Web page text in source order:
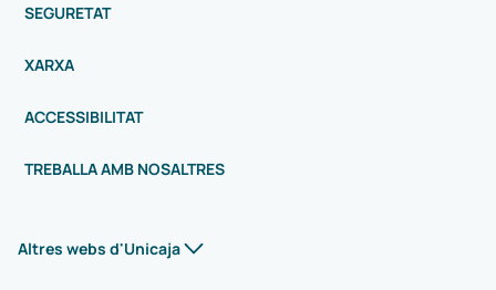
SEGURETAT
XARXA
ACCESSIBILITAT
TREBALLA AMB NOSALTRES
Altres webs d'Unicaja